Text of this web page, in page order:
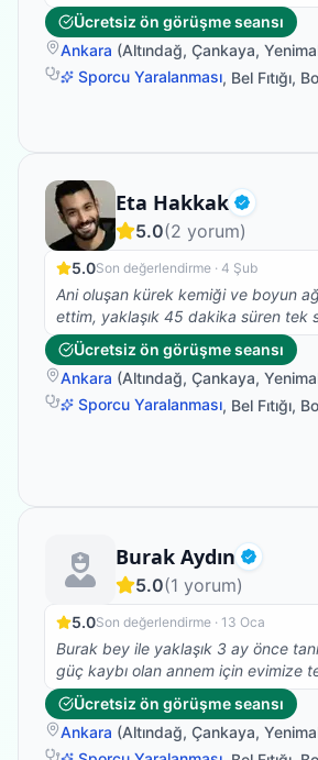
yüzle karşıladı, muayene etti.
uyguladı. Hadi kalk bir dedi hızlıca
inanamadım iki seansta bile bu
Oturup kalkmıyordum ve
Ücretsiz ön görüşme seansı
Ankara (Altındağ, Çankaya,
Sporcu Yaralanması, Bel Fıtığı,
Eta Hakkak
Fizyoterapist
5.0(2 yorum)
5.0Son değerlendirme · 4 Şub
Ani oluşan kürek kemiği ve boyun
ettim, yaklaşık 45 dakika süren tek
ölçüde rahatlama sağladı,
ilgisi ve uzmanlığı için teşekkür
Ücretsiz ön görüşme seansı
Ankara (Altındağ, Çankaya,
Sporcu Yaralanması, Bel Fıtığı,
Burak Aydın
Fizyoterapist
5.0(1 yorum)
5.0Son değerlendirme · 13 Oca
Burak bey ile yaklaşık 3 ay önce
güç kaybı olan annem için evimize
Gerek saygısı gerekse tedavideki
memnun kaldığımız bir hocamız.
ettiğim gibi burda da görüşlerimi
Ücretsiz ön görüşme seansı
Ankara (Altındağ, Çankaya,